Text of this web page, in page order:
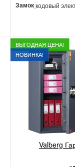
Замоккодовый
ВЫГОДНАЯ ЦЕНА!
НОВИНКА!
Valberg